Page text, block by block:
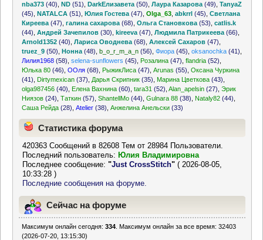
nba373 (40) ,ND (51) ,DarkЕлизавета (50) ,Лаура Казарова (49) ,TanyaZ
(45) ,NATALCA (51) ,Юлия Гостева (47) ,Olga_63 ,abkrrl (45) ,Светлана
Киреева (47) ,галина сахарова (68) ,Ольга Становкова (53) ,catlis.k
(44) ,Андрей Зачепилов (30) ,kireeva (47) ,Людмила Патрикеева (66)
Arnold1352 (40) ,Лариса Оводнева (68) ,Алексей Сахаров (47)
truez_9 (50) ,Нонна (48) ,b_o_r_m_a_n (56) ,Фиора (45) ,oksanochka (41)
Лилия1968 (58) ,selena-sunflowers (45) Розалина (47) ,flandria (52)
Юлька 80 (46) ,ООля (68) РыжикЛиса (47) ,Arunas (55) ,Оксана Чуркина
(41)
Dirtymexican (37) Дарья Скрипник (35) Марина Цветкова (43)
olga987456 (40) Елена Вахнина (60) ,tara31 (52) ,Alan_apelsin (27) ,Эрик
Ниязов (24) ,Таткин (57) ,ShantellMo (44) ,Gulnara 88 (38) Nataly82 (44)
Саша Рейда (28) ,Atelier (38) ,Анжелина Анельски (33)
Статистика форума
420363 Сообщений в 82608 Тем от 28984 Пользователи.
Последний пользователь: Юлия Владимировна
Последнее сообщение:"Just CrossStitch" ( 2026-08-05,
10:33:28 )
Последние сообщения на форуме.
Сейчас на форуме
Максимум онлайн сегодня:334 . Максимум онлайн за все время: 32403
(2026-07-20, 13:15:30)